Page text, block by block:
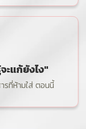
แก้ยังไง"
รที่ห้ามใส่ ตอนนี้